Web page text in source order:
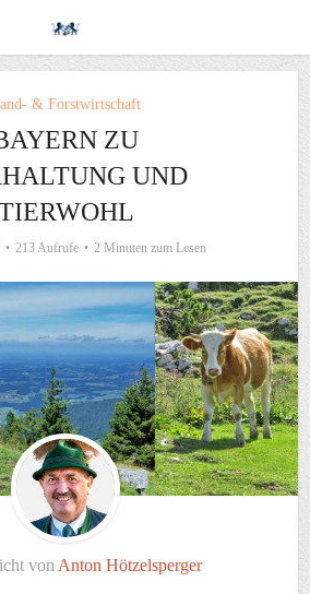
& Forstwirtschaft
ZU
UND
213 Aufrufe 2 Minuten zum Lesen
von Anton Hötzelsperger